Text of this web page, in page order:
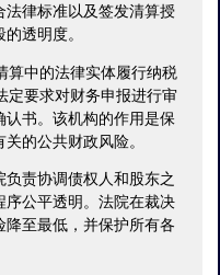
律标准以及签发清算授
透明度。
算中的法律实体履行纳税
定要求对财务申报进行审
书。该机构的作用是保
的公共财政风险。
责协调债权人和股东之
公平透明。法院在裁决
至最低，并保护所有各